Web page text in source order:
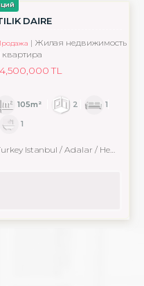
DAİRE
Жилая недвижимость
квартира
TL
105m² 2
1
1
Istanbul / Adalar / Heybeliada